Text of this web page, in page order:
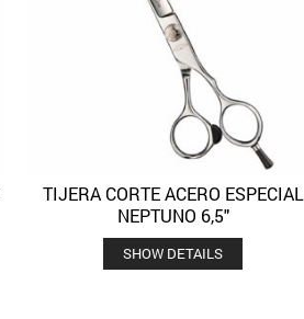
Añadir a la lista de deseos Quick View
TIJERA CORTE ACERO ESPECIAL
NEPTUNO 6,5″
SHOW DETAILS